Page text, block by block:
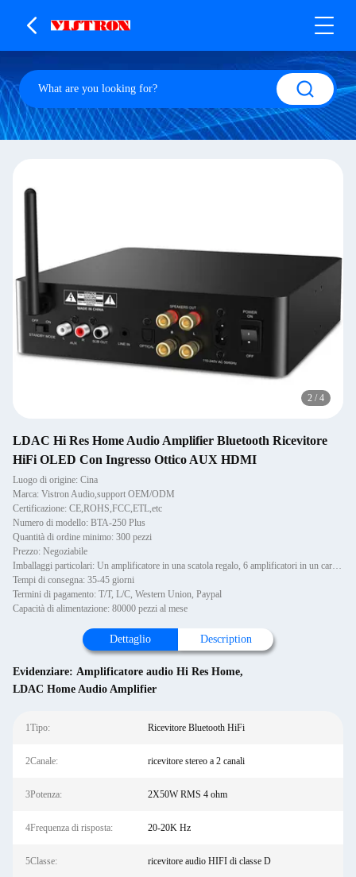
2 / 4
LDAC Hi Res Home Audio Amplifier Bluetooth Ricevitore
HiFi OLED Con Ingresso Ottico AUX HDMI
Luogo di origine: Cina
Marca: Vistron Audio,support OEM/ODM
Certificazione: CE,ROHS,FCC,ETL,etc
Numero di modello: BTA-250 Plus
Quantità di ordine minimo: 300 pezzi
Prezzo: Negoziabile
Imballaggi particolari: Un amplificatore in una scatola regalo, 6 amplificatori in un cartone
Tempi di consegna: 35-45 giorni
Termini di pagamento: T/T, L/C, Western Union, Paypal
Capacità di alimentazione: 80000 pezzi al mese
Dettaglio Description
Evidenziare: Amplificatore audio Hi Res Home,
LDAC Home Audio Amplifier
1Tipo: Ricevitore Bluetooth HiFi
2Canale: ricevitore stereo a 2 canali
3Potenza: 2X50W RMS 4 ohm
4Frequenza di risposta: 20-20K Hz
5Classe: ricevitore audio HIFI di classe D